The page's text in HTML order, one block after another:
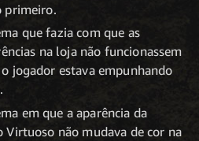
primeiro.
que fazia com que as
na loja não funcionassem
jogador estava empunhando
em que a aparência da
Virtuoso não mudava de cor na